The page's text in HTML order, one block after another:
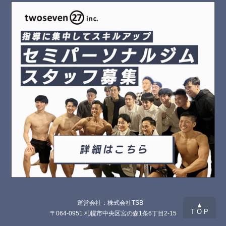
▲
T O P
運営会社：株式会社TSB
〒064-0951 札幌市中央区宮の森1条6丁目2-15